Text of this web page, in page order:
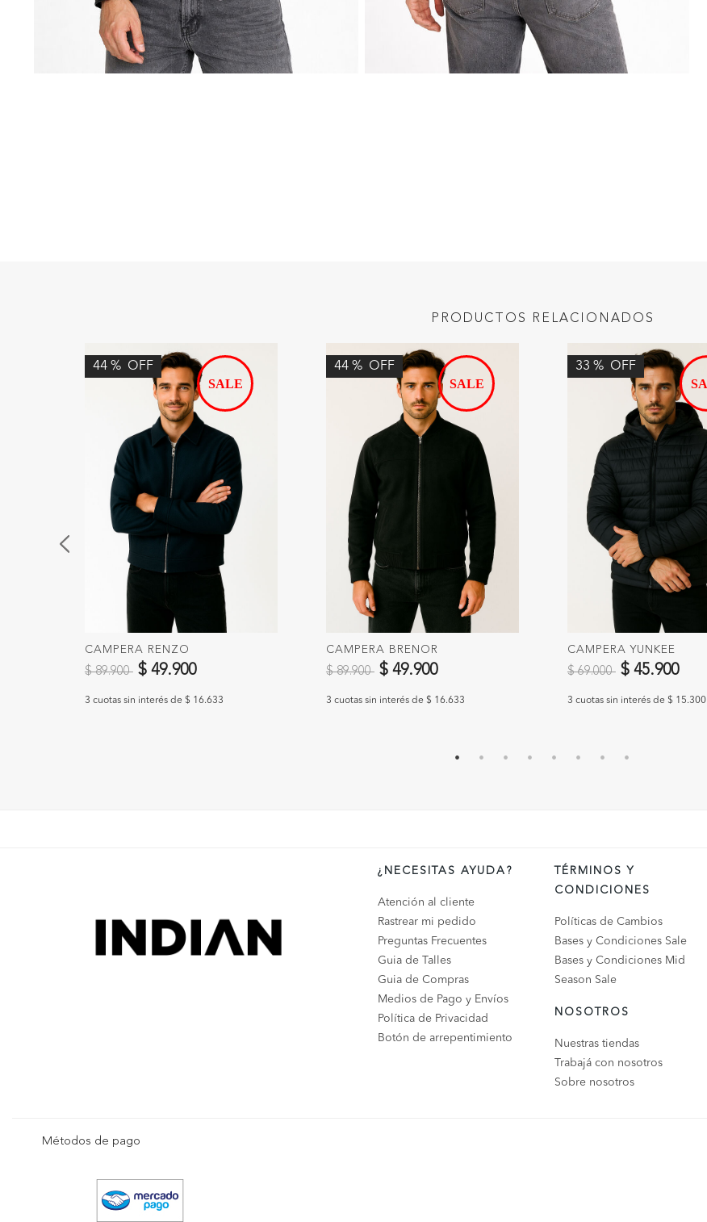
PRODUCTOS RELACIONADOS
44 % OFF
CAMPERA RENZO
Precio reducido de
$ 89.900 a$ 49.900
3 cuotas sin interés de $ 16.633
44 % OFF
CAMPERA BRENOR
Precio reducido de
$ 89.900 a$ 49.900
3 cuotas sin interés de $ 16.633
33 % OFF
CAMPERA YUNKEE
Precio reducido de
$ 69.000 a$ 45.900
3 cuotas sin interés de $ 15.300
¿NECESITAS AYUDA?
Atención al cliente
Rastrear mi pedido
Preguntas Frecuentes
Guia de Talles
Guia de Compras
Medios de Pago y Envíos
Política de Privacidad
Botón de arrepentimiento
TÉRMINOS Y
CONDICIONES
Políticas de Cambios
Bases y Condiciones Sale
Bases y Condiciones Mid
Season Sale
NOSOTROS
Nuestras tiendas
Trabajá con nosotros
Sobre nosotros
Métodos de pago